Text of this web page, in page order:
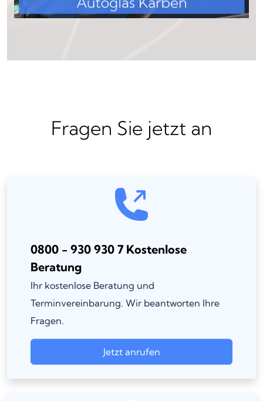
Fragen Sie jetzt an
0800 - 930 930 7 Kostenlose
Beratung
Ihr kostenlose Beratung und
Terminvereinbarung. Wir beantworten Ihre
Fragen.
Jetzt anrufen